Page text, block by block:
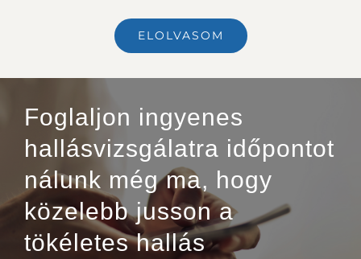
ELOLVASOM
Foglaljon ingyenes
hallásvizsgálatra időpontot
nálunk még ma, hogy
közelebb jusson a
tökéletes hallás